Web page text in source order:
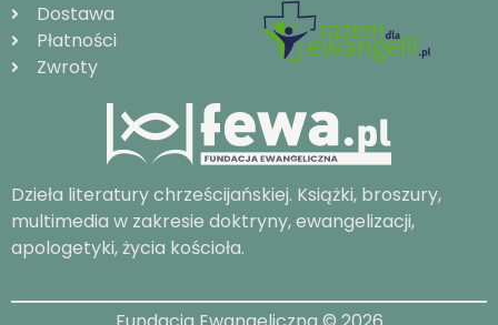
Dostawa
Płatności
Zwroty
Dzieła literatury chrześcijańskiej. Książki, broszury,
multimedia w zakresie doktryny, ewangelizacji,
apologetyki, życia kościoła.